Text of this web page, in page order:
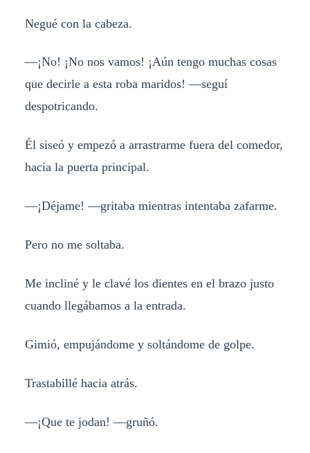
Negué con la cabeza.
—¡No! ¡No nos vamos! ¡Aún tengo muchas cosas
que decirle a esta roba maridos! —seguí
despotricando.
Él siseó y empezó a arrastrarme fuera del comedor,
hacia la puerta principal.
—¡Déjame! —gritaba mientras intentaba zafarme.
Pero no me soltaba.
Me incliné y le clavé los dientes en el brazo justo
cuando llegábamos a la entrada.
Gimió, empujándome y soltándome de golpe.
Trastabillé hacia atrás.
—¡Que te jodan! —gruñó.